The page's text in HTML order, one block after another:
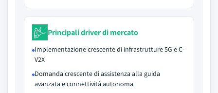
Principali driver di mercato
Implementazione crescente di infrastrutture 5G e C-
V2X
Domanda crescente di assistenza alla guida
avanzata e connettività autonoma